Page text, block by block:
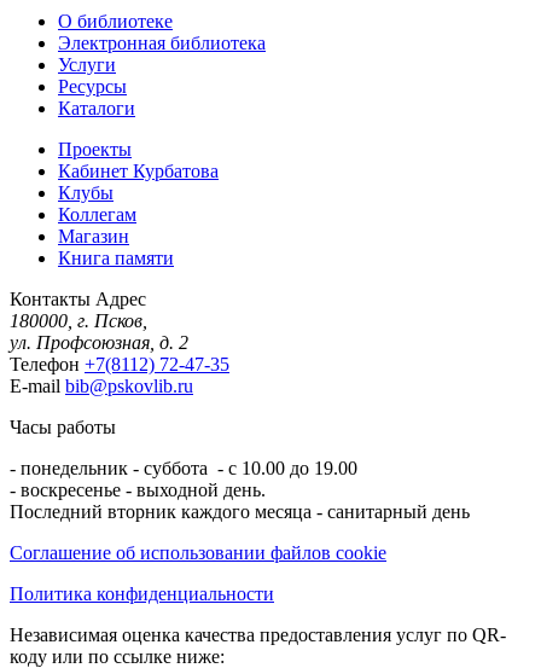
О библиотеке
Электронная библиотека
Услуги
Ресурсы
Каталоги
Проекты
Кабинет Курбатова
Клубы
Коллегам
Магазин
Книга памяти
Контакты Адрес
180000, г. Псков,
ул. Профсоюзная, д. 2
Телефон +7(8112) 72-47-35
E-mail bib@pskovlib.ru
Часы работы
- понедельник - суббота - с 10.00 до 19.00
- воскресенье - выходной день.
Последний вторник каждого месяца - санитарный день
Соглашение об использовании файлов cookie
Политика конфиденциальности
Независимая оценка качества предоставления услуг по QR-
коду или по ссылке ниже: